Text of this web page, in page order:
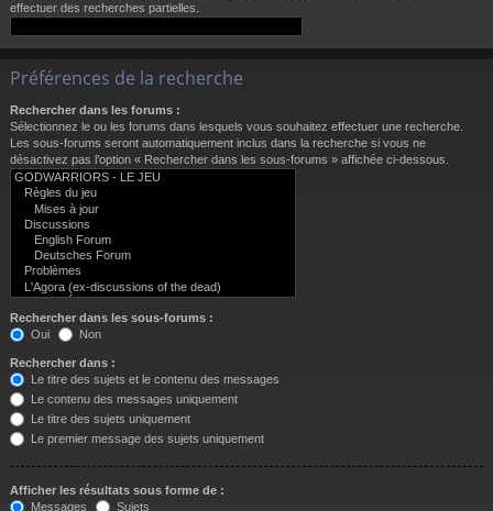
effectuer des recherches partielles.
Préférences de la recherche
Rechercher dans les forums :
Sélectionnez le ou les forums dans lesquels vous souhaitez effectuer une recherche.
Les sous-forums seront automatiquement inclus dans la recherche si vous ne
désactivez pas l’option « Rechercher dans les sous-forums » affichée ci-dessous.
Rechercher dans les sous-forums :
Oui
Non
Rechercher dans :
Le titre des sujets et le contenu des messages
Le contenu des messages uniquement
Le titre des sujets uniquement
Le premier message des sujets uniquement
Afficher les résultats sous forme de :
Messages
Sujets